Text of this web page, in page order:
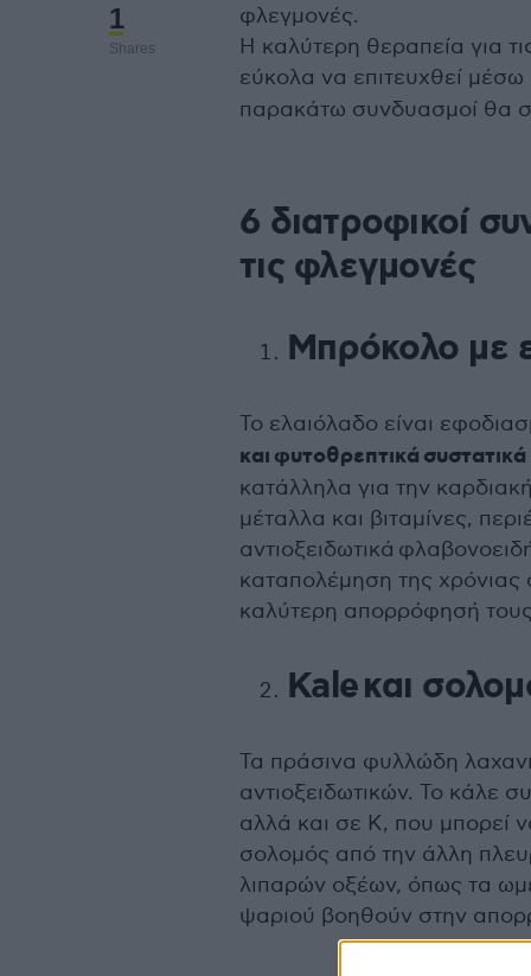
1
Shares
φλεγμονές.
Η καλύτερη θεραπεία για
εύκολα να επιτευχθεί μέσω
παρακάτω συνδυασμοί θα
6 διατροφικοί
τις φλεγμονές
Μπρόκολο με
Το ελαιόλαδο είναι
και φυτοθρεπτικά συστατικά
κατάλληλα για την
μέταλλα και βιταμίνες,
αντιοξειδωτικά
καταπολέμηση της
καλύτερη απορρόφησή
Kaleκαι
Τα πράσινα φυλλώδη
αντιοξειδωτικών. Το κάλε
αλλά και σε Κ, που μπορεί
σολομός από την άλλη
λιπαρών οξέων, όπως τα
ψαριού βοηθούν στην